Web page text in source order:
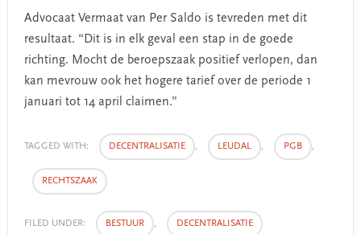
Advocaat Vermaat van Per Saldo is tevreden met dit
resultaat. “Dit is in elk geval een stap in de goede
richting. Mocht de beroepszaak positief verlopen, dan
kan mevrouw ook het hogere tarief over de periode 1
januari tot 14 april claimen.”
TAGGED WITH: DECENTRALISATIE , LEUDAL , PGB ,
RECHTSZAAK
FILED UNDER: BESTUUR , DECENTRALISATIE